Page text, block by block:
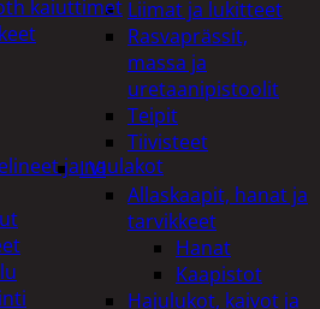
Liimat ja lukitteet
Rasvaprässit,
massa ja
uretaanipistoolit
Teipit
Tiivisteet
LVI
Allaskaapit, hanat ja
tarvikkeet
Hanat
Kaapistot
Hajulukot, kaivot ja
kaiuttimet
ja naulakot